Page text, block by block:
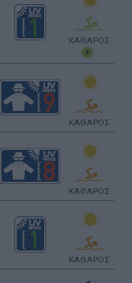
ΚΑΘΑΡΟΣ
ΚΑΘΑΡΟΣ
ΚΑΘΑΡΟΣ
ΚΑΘΑΡΟΣ